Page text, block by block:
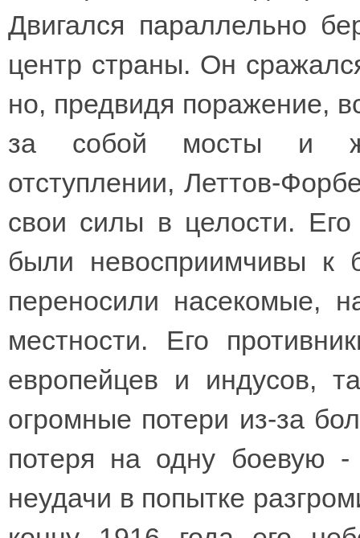
Двигался параллельно
центр страны. Он
но, предвидя поражение,
за собой мосты и
отступлении, Леттов-
свои силы в целости.
были невосприимчивы к
переносили насекомые,
местности. Его
европейцев и индусов,
огромные потери из-за
потеря на одну боевую
неудачи в попытке